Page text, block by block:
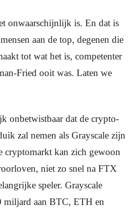
onwaarschijnlijk is. En dat is
aan de top, degenen die
tot wat het is, competenter
Fried ooit was. Laten we
onbetwistbaar dat de crypto-
zal nemen als Grayscale zijn
cryptomarkt kan zich gewoon
niet zo snel na FTX
speler. Grayscale
miljard aan BTC, ETH en